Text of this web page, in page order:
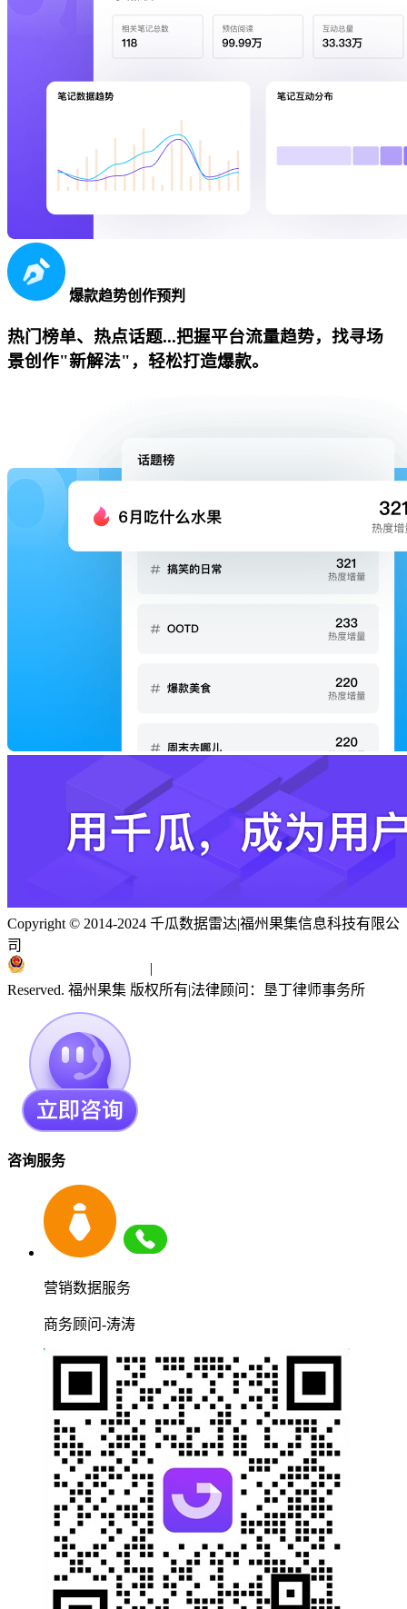
爆款趋势创作预判
热门榜单、热点话题...把握平台流量趋势，找寻场
景创作"新解法"，轻松打造爆款。
Copyright © 2014-2024 千瓜数据雷达|福州果集信息科技有限公
司
|
Reserved. 福州果集 版权所有|法律顾问：垦丁律师事务所
咨询服务
营销数据服务
商务顾问-涛涛